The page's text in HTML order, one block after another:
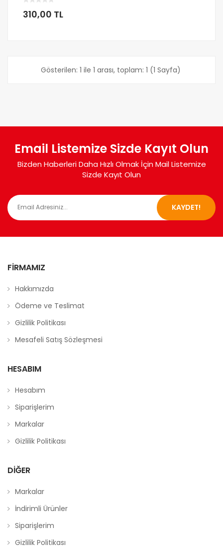
310,00 TL
Gösterilen: 1 ile 1 arası, toplam: 1 (1 Sayfa)
Email Listemize Sizde Kayıt Olun
Bizden Haberleri Daha Hızlı Olmak İçin Mail Listemize
Sizde Kayıt Olun
KAYDET!
FIRMAMIZ
Hakkımızda
Ödeme ve Teslimat
Gizlilik Politikası
Mesafeli Satış Sözleşmesi
HESABIM
Hesabım
Siparişlerim
Markalar
Gizlilik Politikası
DIĞER
Markalar
İndirimli Ürünler
Siparişlerim
Gizlilik Politikası